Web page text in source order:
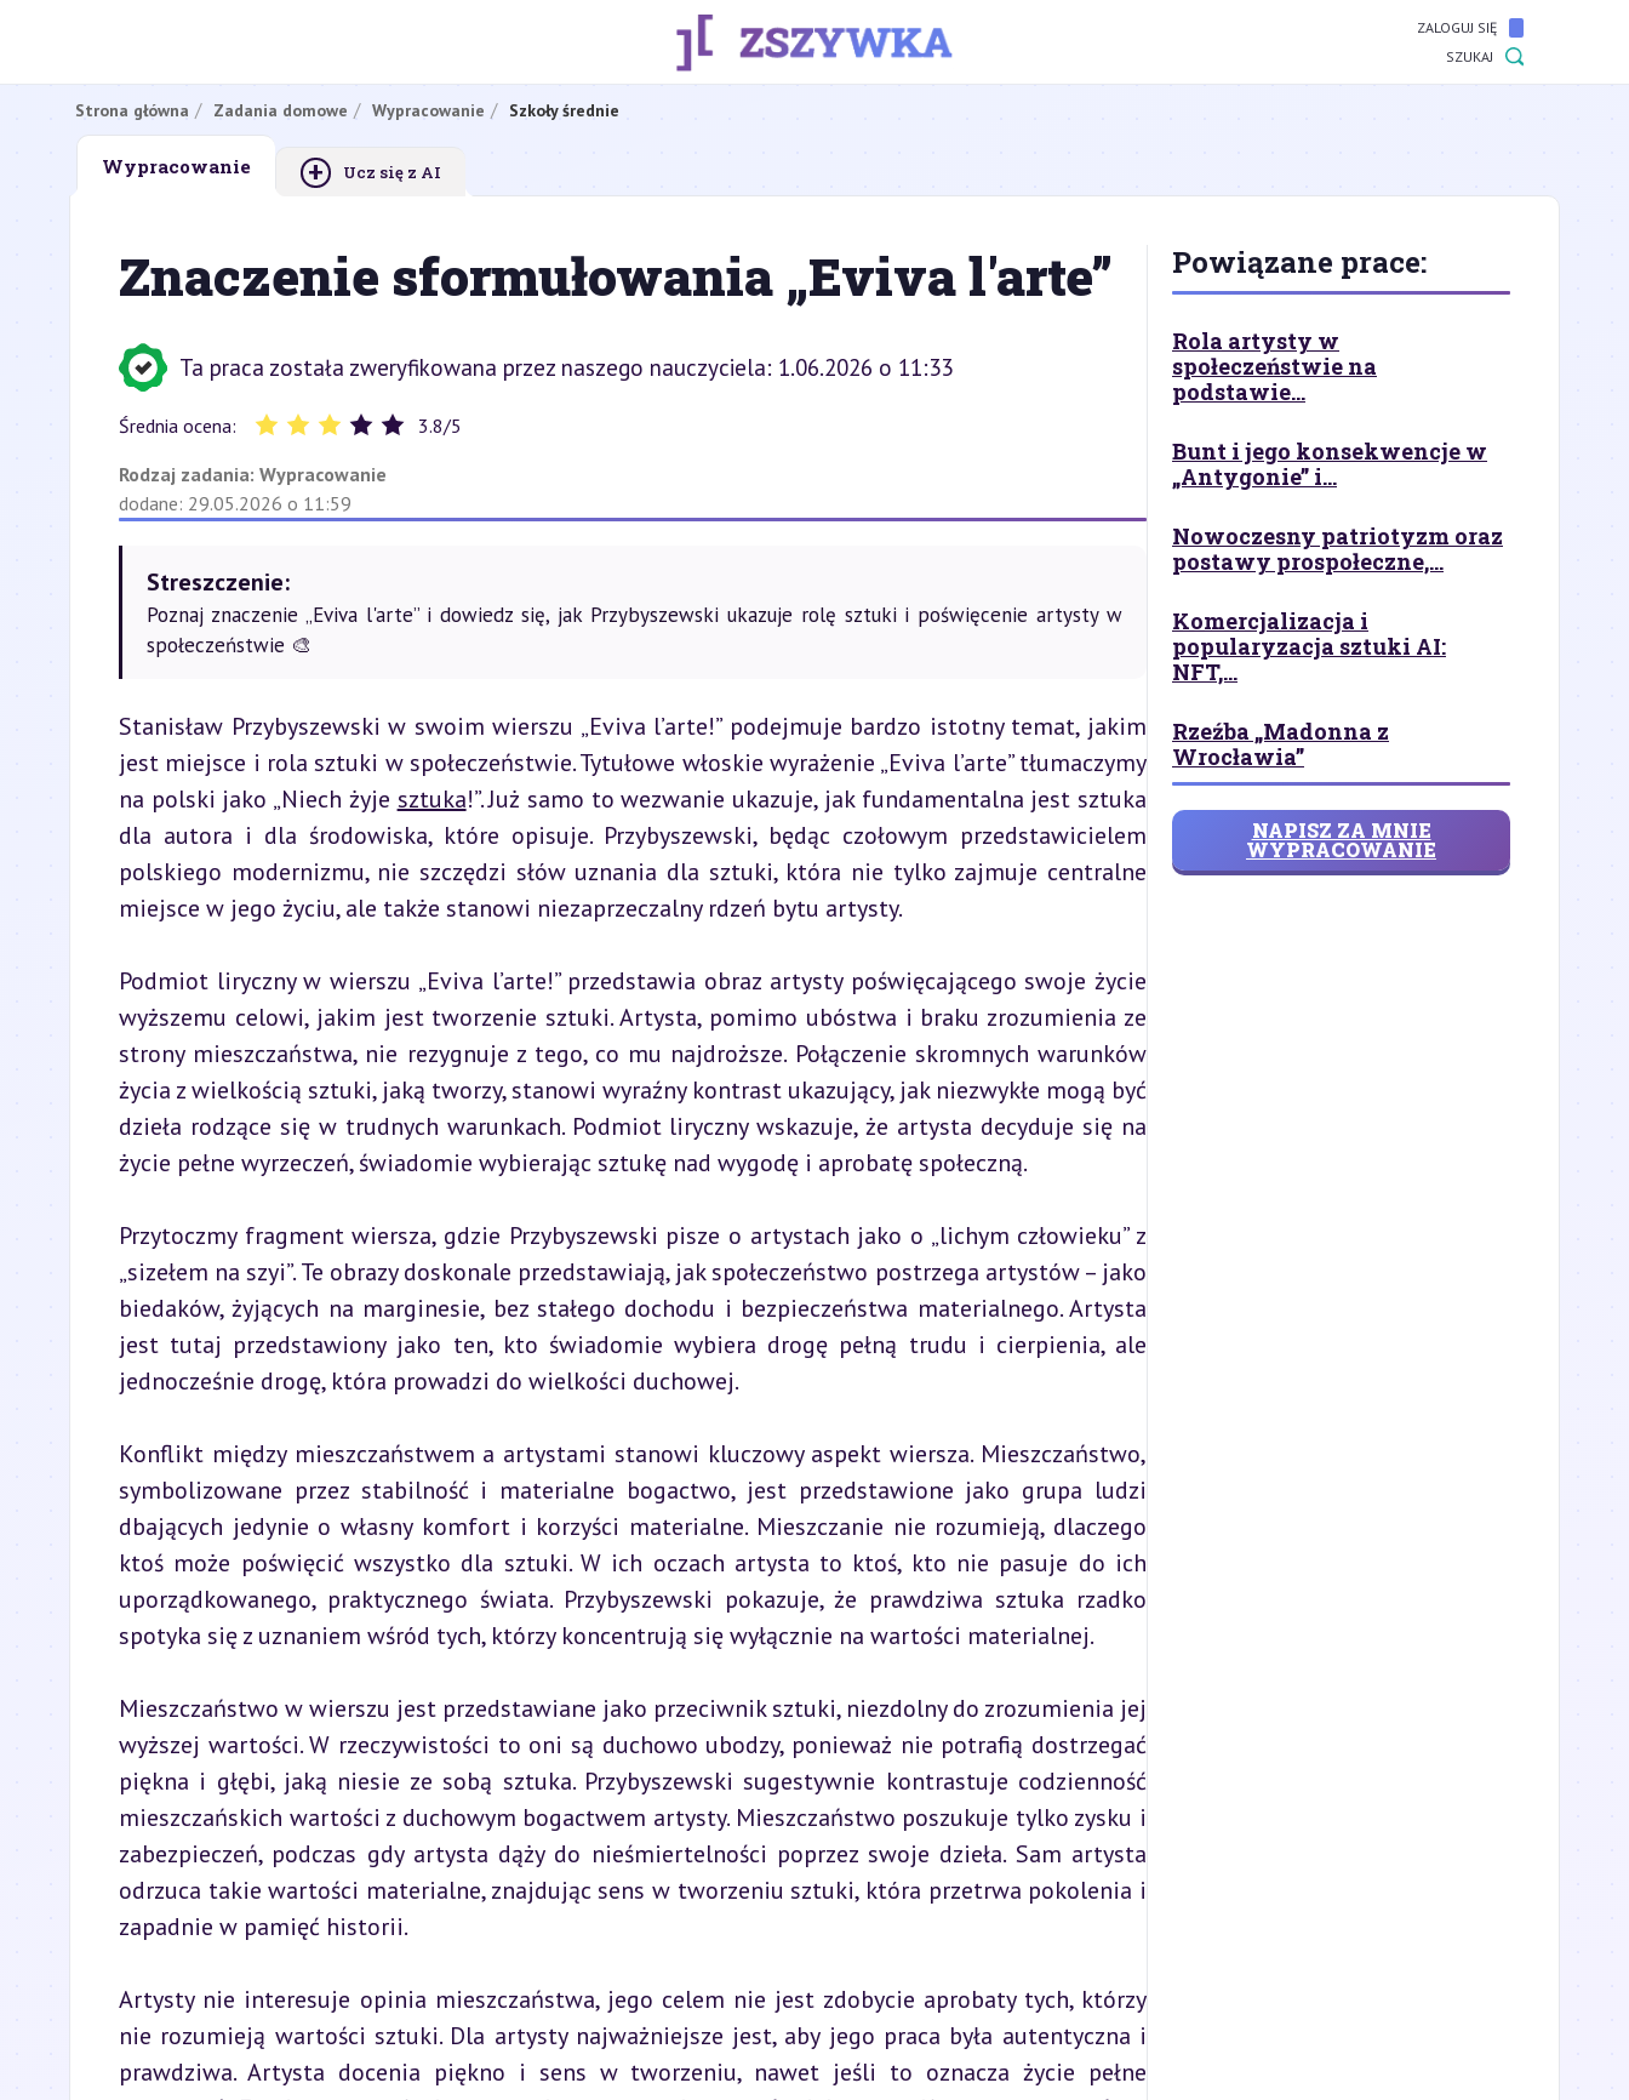
ZALOGUJ SIĘ
SZUKAJ
Strona główna Zadania domowe Wypracowanie Szkoły średnie
Wypracowanie + Ucz się z AI
Znaczenie sformułowania „Eviva l'arte”
Ta praca została zweryfikowana przez naszego nauczyciela: 1.06.2026 o 11:33
Średnia ocena: 3.8/5
Rodzaj zadania: Wypracowanie
dodane: 29.05.2026 o 11:59
Streszczenie:
Poznaj znaczenie „Eviva l'arte” i dowiedz się, jak Przybyszewski ukazuje rolę sztuki i poświęcenie artysty w
społeczeństwie 🎨
Stanisław Przybyszewski w swoim wierszu „Eviva l’arte!” podejmuje bardzo istotny temat, jakim
jest miejsce i rola sztuki w społeczeństwie. Tytułowe włoskie wyrażenie „Eviva l’arte” tłumaczymy
na polski jako „Niech żyje sztuka!”. Już samo to wezwanie ukazuje, jak fundamentalna jest sztuka
dla autora i dla środowiska, które opisuje. Przybyszewski, będąc czołowym przedstawicielem
polskiego modernizmu, nie szczędzi słów uznania dla sztuki, która nie tylko zajmuje centralne
miejsce w jego życiu, ale także stanowi niezaprzeczalny rdzeń bytu artysty.
Podmiot liryczny w wierszu „Eviva l’arte!” przedstawia obraz artysty poświęcającego swoje życie
wyższemu celowi, jakim jest tworzenie sztuki. Artysta, pomimo ubóstwa i braku zrozumienia ze
strony mieszczaństwa, nie rezygnuje z tego, co mu najdroższe. Połączenie skromnych warunków
życia z wielkością sztuki, jaką tworzy, stanowi wyraźny kontrast ukazujący, jak niezwykłe mogą być
dzieła rodzące się w trudnych warunkach. Podmiot liryczny wskazuje, że artysta decyduje się na
życie pełne wyrzeczeń, świadomie wybierając sztukę nad wygodę i aprobatę społeczną.
Przytoczmy fragment wiersza, gdzie Przybyszewski pisze o artystach jako o „lichym człowieku” z
„sizełem na szyi”. Te obrazy doskonale przedstawiają, jak społeczeństwo postrzega artystów – jako
biedaków, żyjących na marginesie, bez stałego dochodu i bezpieczeństwa materialnego. Artysta
jest tutaj przedstawiony jako ten, kto świadomie wybiera drogę pełną trudu i cierpienia, ale
jednocześnie drogę, która prowadzi do wielkości duchowej.
Konflikt między mieszczaństwem a artystami stanowi kluczowy aspekt wiersza. Mieszczaństwo,
symbolizowane przez stabilność i materialne bogactwo, jest przedstawione jako grupa ludzi
dbających jedynie o własny komfort i korzyści materialne. Mieszczanie nie rozumieją, dlaczego
ktoś może poświęcić wszystko dla sztuki. W ich oczach artysta to ktoś, kto nie pasuje do ich
uporządkowanego, praktycznego świata. Przybyszewski pokazuje, że prawdziwa sztuka rzadko
spotyka się z uznaniem wśród tych, którzy koncentrują się wyłącznie na wartości materialnej.
Mieszczaństwo w wierszu jest przedstawiane jako przeciwnik sztuki, niezdolny do zrozumienia jej
wyższej wartości. W rzeczywistości to oni są duchowo ubodzy, ponieważ nie potrafią dostrzegać
piękna i głębi, jaką niesie ze sobą sztuka. Przybyszewski sugestywnie kontrastuje codzienność
mieszczańskich wartości z duchowym bogactwem artysty. Mieszczaństwo poszukuje tylko zysku i
zabezpieczeń, podczas gdy artysta dąży do nieśmiertelności poprzez swoje dzieła. Sam artysta
odrzuca takie wartości materialne, znajdując sens w tworzeniu sztuki, która przetrwa pokolenia i
zapadnie w pamięć historii.
Artysty nie interesuje opinia mieszczaństwa, jego celem nie jest zdobycie aprobaty tych, którzy
nie rozumieją wartości sztuki. Dla artysty najważniejsze jest, aby jego praca była autentyczna i
prawdziwa. Artysta docenia piękno i sens w tworzeniu, nawet jeśli to oznacza życie pełne
Powiązane prace:
Rola artysty w
społeczeństwie na
podstawie...
Bunt i jego konsekwencje w
„Antygonie” i...
Nowoczesny patriotyzm oraz
postawy prospołeczne,...
Komercjalizacja i
popularyzacja sztuki AI:
NFT,...
Rzeźba „Madonna z
Wrocławia”
NAPISZ ZA MNIE
WYPRACOWANIE